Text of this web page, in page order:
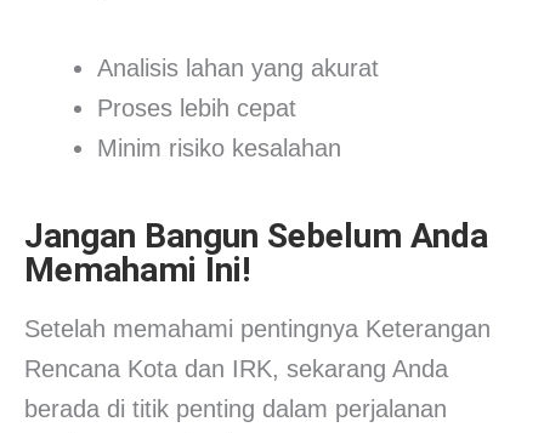
Analisis lahan yang akurat
Proses lebih cepat
Minim risiko kesalahan
Jangan Bangun Sebelum Anda
Memahami Ini!
Setelah memahami pentingnya Keterangan
Rencana Kota dan IRK, sekarang Anda
berada di titik penting dalam perjalanan